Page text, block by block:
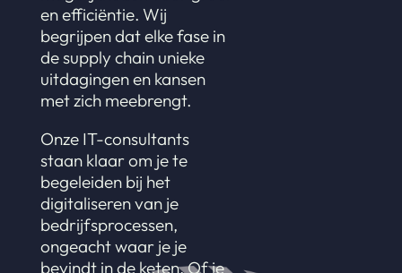
en efficiëntie. Wij
begrijpen dat elke fase in
de supply chain unieke
uitdagingen en kansen
met zich meebrengt.
Onze IT-consultants
staan klaar om je te
begeleiden bij het
digitaliseren van je
bedrijfsprocessen,
ongeacht waar je je
bevindt in de keten. Of je